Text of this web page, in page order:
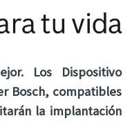
Los Dispositivo
Bosch, compatibles
la implantación